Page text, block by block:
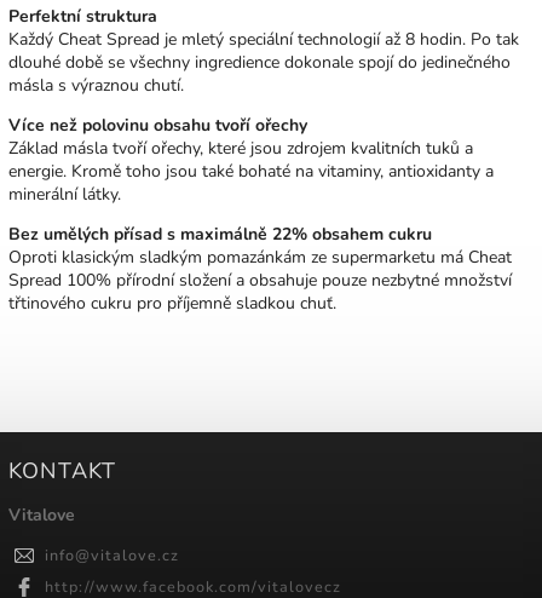
Perfektní struktura
Každý Cheat Spread je mletý speciální technologií až 8 hodin. Po tak
dlouhé době se všechny ingredience dokonale spojí do jedinečného
másla s výraznou chutí.
Více než polovinu obsahu tvoří ořechy
Základ másla tvoří ořechy, které jsou zdrojem kvalitních tuků a
energie. Kromě toho jsou také bohaté na vitaminy, antioxidanty a
minerální látky.
Bez umělých přísad s maximálně 22% obsahem cukru
Oproti klasickým sladkým pomazánkám ze supermarketu má Cheat
Spread 100% přírodní složení a obsahuje pouze nezbytné množství
třtinového cukru pro příjemně sladkou chuť.
KONTAKT
Vitalove
info@vitalove.cz
http://www.facebook.com/vitalovecz